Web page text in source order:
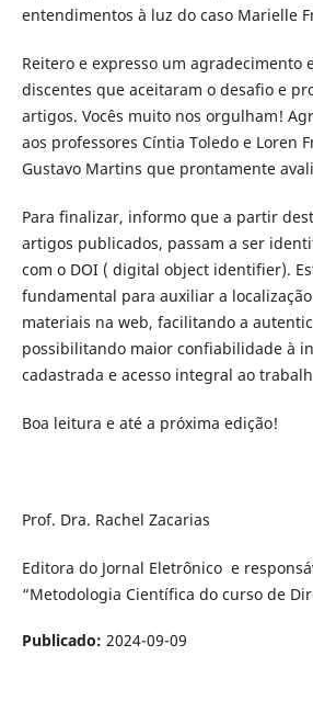
entendimentos à luz do caso Marielle
Reitero e expresso um agradecimento
discentes que aceitaram o desafio e
artigos. Vocês muito nos orgulham!
aos professores Cíntia Toledo e Loren
Gustavo Martins que prontamente
Para finalizar, informo que a partir
artigos publicados, passam a ser
com o DOI ( digital object identifier).
fundamental para auxiliar a
materiais na web, facilitando a
possibilitando maior confiabilidade à
cadastrada e acesso integral ao
Boa leitura e até a próxima edição!
Prof. Dra. Rachel Zacarias
Editora do Jornal Eletrônico e
“Metodologia Científica do curso de
Publicado: 2024-09-09